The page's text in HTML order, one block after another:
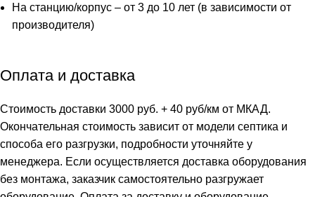
На станцию/корпус – от 3 до 10 лет (в зависимости от
производителя)
Оплата и доставка
Стоимость доставки 3000 руб. + 40 руб/км от МКАД.
Окончательная стоимость зависит от модели септика и
способа его разгрузки, подробности уточняйте у
менеджера. Если осуществляется доставка оборудования
без монтажа, заказчик самостоятельно разгружает